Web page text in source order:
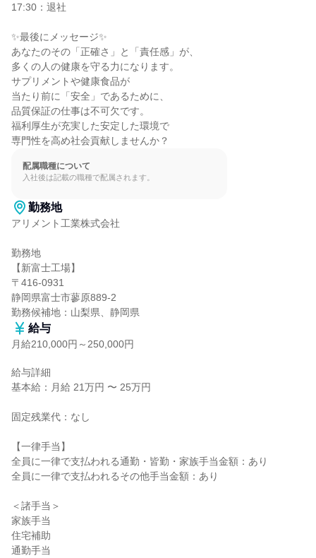
17:30：退社
✨最後にメッセージ✨
あなたのその「正確さ」と「責任感」が、
多くの人の健康を守る力になります。
サプリメントや健康食品が
当たり前に「安全」であるために、
品質保証の仕事は不可欠です。
福利厚生が充実した安定した環境で
専門性を高め社会貢献しませんか？
配属職種について
入社後は記載の職種で配属されます。
勤務地
アリメント工業株式会社
勤務地
【新富士工場】
〒416-0931
静岡県富士市蓼原889-2
勤務候補地：山梨県、静岡県
給与
月給210,000円～250,000円
給与詳細
基本給：月給 21万円 〜 25万円
固定残業代：なし
【一律手当】
全員に一律で支払われる通勤・皆勤・家族手当金額：あり
全員に一律で支払われるその他手当金額：あり
＜諸手当＞
家族手当
住宅補助
通勤手当